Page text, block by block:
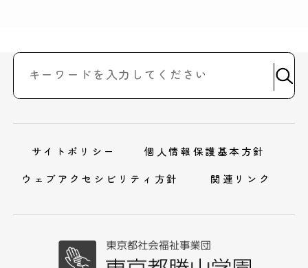
サイトポリシー
個人情報保護基本方針
ウェブアクセシビリティ方針
関連リンク